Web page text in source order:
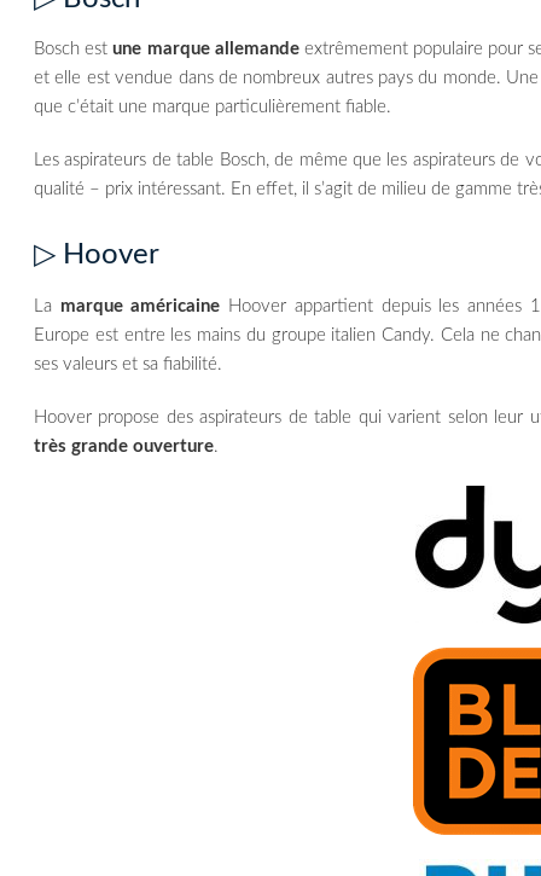
Bosch estune marque allemandeextrêmement populaire pour
et elle est vendue dans de nombreux autres pays du monde.
que c’était une marque particulièrement fiable.
Les aspirateurs de table Bosch, de même que les aspirateurs de
qualité – prix intéressant. En effet, il s’agit de milieu de gamme
▷ Hoover
La marque américaine Hoover appartient depuis les années
Europe est entre les mains du groupe italien Candy. Cela ne
ses valeurs et sa fiabilité.
Hoover propose des aspirateurs de table qui varient selon leur
très grande ouverture.